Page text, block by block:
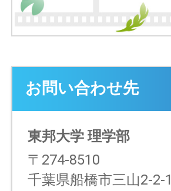
お問い合わせ先
東邦大学 理学部
〒274-8510
千葉県船橋市三山2-2-1